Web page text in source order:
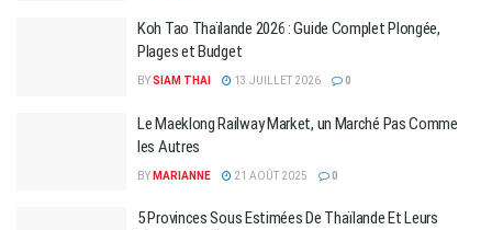
Koh Tao Thaïlande 2026 : Guide Complet Plongée,
Plages et Budget
BYSIAM THAI 13 JUILLET 2026 0
Le Maeklong Railway Market, un Marché Pas Comme
les Autres
BY MARIANNE 21 AOÛT 2025 0
5 Provinces Sous Estimées De Thaïlande Et Leurs